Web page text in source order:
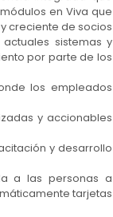
en Viva que
creciente de socios
sistemas y
por parte de los
los empleados
y accionables
y desarrollo
a las personas a
tarjetas